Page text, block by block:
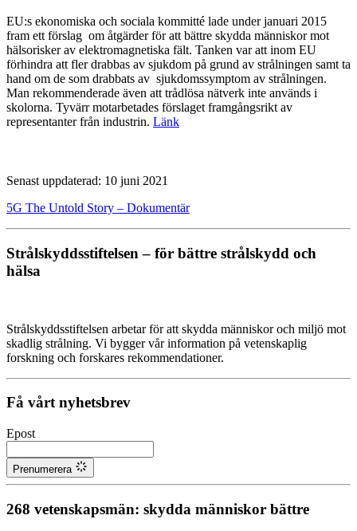
EU:s ekonomiska och sociala kommitté lade under januari 2015
fram ett förslag om åtgärder för att bättre skydda människor mot
hälsorisker av elektromagnetiska fält. Tanken var att inom EU
förhindra att fler drabbas av sjukdom på grund av strålningen samt ta
hand om de som drabbats av sjukdomssymptom av strålningen.
Man rekommenderade även att trådlösa nätverk inte används i
skolorna. Tyvärr motarbetades förslaget framgångsrikt av
representanter från industrin. Länk
Senast uppdaterad: 10 juni 2021
5G The Untold Story – Dokumentär
Strålskyddsstiftelsen – för bättre strålskydd och
hälsa
Strålskyddsstiftelsen arbetar för att skydda människor och miljö mot
skadlig strålning. Vi bygger vår information på vetenskaplig
forskning och forskares rekommendationer.
Få vårt nyhetsbrev
Epost
Prenumerera
268 vetenskapsmän: skydda människor bättre